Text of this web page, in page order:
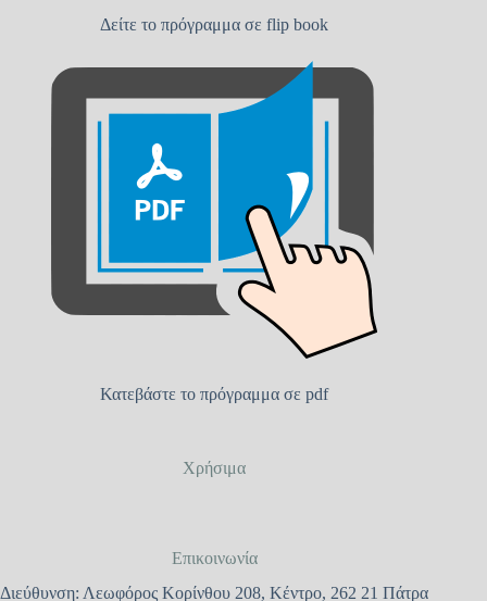
Δείτε το πρόγραμμα σε flip book
Κατεβάστε το πρόγραμμα σε pdf
Χρήσιμα
Επικοινωνία
Διεύθυνση: Λεωφόρος Κορίνθου 208, Κέντρο, 262 21 Πάτρα